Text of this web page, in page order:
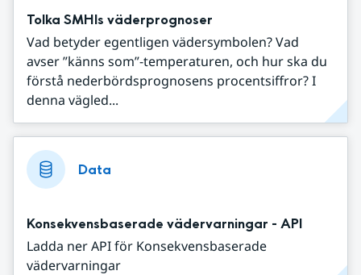
Tolka SMHIs väderprognoser
Vad betyder egentligen vädersymbolen? Vad
avser ”känns som”-temperaturen, och hur ska du
förstå nederbördsprognosens procentsiffror? I
denna vägled...
Data
Konsekvensbaserade vädervarningar - API
Ladda ner API för Konsekvensbaserade
vädervarningar